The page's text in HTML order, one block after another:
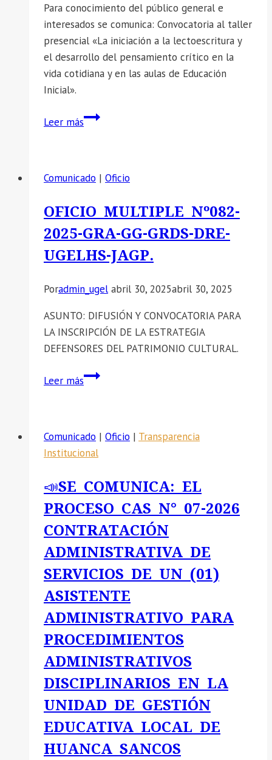
Para conocimiento del público general e
interesados se comunica: Convocatoria al taller
presencial «La iniciación a la lectoescritura y
el desarrollo del pensamiento crítico en la
vida cotidiana y en las aulas de Educación
Inicial».
Leer más📣
al
presencial
«La
iniciación
a
lectoescritura
y
el
desarrollo
pensamiento
vida
cotidiana
en
las
aulas
de
Educación
Inicial».
Comunicado | Oficio
OFICIO MULTIPLE Nº082-
2025-GRA-GG-GRDS-DRE-
UGELHS-JAGP.
Poradmin_ugel abril 30, 2025abril 30, 2025
ASUNTO: DIFUSIÓN Y CONVOCATORIA PARA
LA INSCRIPCIÓN DE LA ESTRATEGIA
DEFENSORES DEL PATRIMONIO CULTURAL.
Leer másOFICIO
GRA-
GG-
DRE-
UGELHS-
JAGP.
Comunicado | Oficio | Transparencia
Institucional
📣SE COMUNICA: EL
PROCESO CAS N° 07-2026
CONTRATACIÓN
ADMINISTRATIVA DE
SERVICIOS DE UN (01)
ASISTENTE
ADMINISTRATIVO PARA
PROCEDIMIENTOS
ADMINISTRATIVOS
DISCIPLINARIOS EN LA
UNIDAD DE GESTIÓN
EDUCATIVA LOCAL DE
HUANCA SANCOS